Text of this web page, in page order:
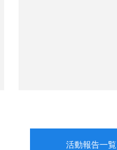
活動報告一覧